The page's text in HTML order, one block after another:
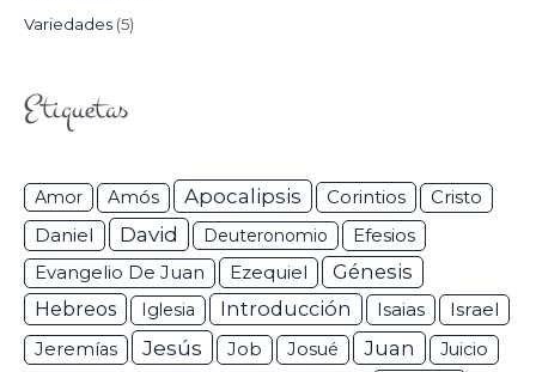
Variedades (5)
Etiquetas
Amor Amós Apocalipsis Corintios Cristo
Daniel David Deuteronomio Efesios
Evangelio De Juan Ezequiel
Génesis
Hebreos
Iglesia Introducción Isaias Israel
Jeremías Jesús Job Josué Juan
Juicio